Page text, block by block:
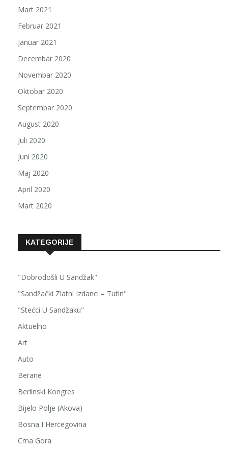
Mart 2021
Februar 2021
Januar 2021
Decembar 2020
Novembar 2020
Oktobar 2020
Septembar 2020
August 2020
Juli 2020
Juni 2020
Maj 2020
April 2020
Mart 2020
KATEGORIJE
"Dobrodošli U Sandžak"
"Sandžački Zlatni Izdanci – Tutin"
"Stećci U Sandžaku"
Aktuelno
Art
Auto
Berane
Berlinski Kongres
Bijelo Polje (Akova)
Bosna I Hercegovina
Crna Gora